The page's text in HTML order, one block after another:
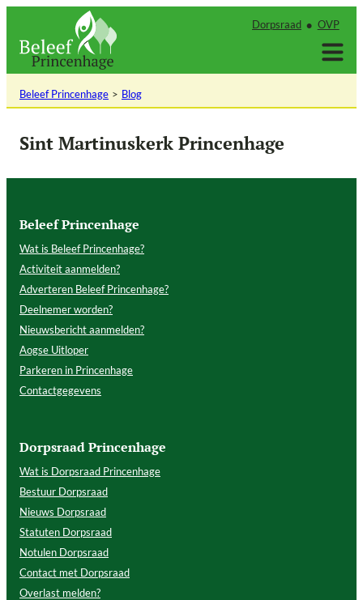
inhoud
Dorpsraad OVP
Beleef Princenhage Blog
Sint Martinuskerk Princenhage
Beleef Princenhage
Wat is Beleef Princenhage?
Activiteit aanmelden?
Adverteren Beleef Princenhage?
Deelnemer worden?
Nieuwsbericht aanmelden?
Aogse Uitloper
Parkeren in Princenhage
Contactgegevens
Dorpsraad Princenhage
Wat is Dorpsraad Princenhage
Bestuur Dorpsraad
Nieuws Dorpsraad
Statuten Dorpsraad
Notulen Dorpsraad
Contact met Dorpsraad
Overlast melden?